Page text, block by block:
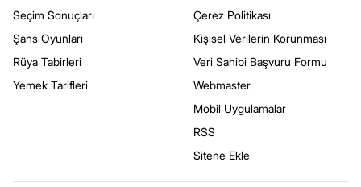
Seçim Sonuçları
Şans Oyunları
Rüya Tabirleri
Yemek Tarifleri
Çerez Politikası
Kişisel Verilerin Korunması
Veri Sahibi Başvuru Formu
Webmaster
Mobil Uygulamalar
RSS
Sitene Ekle